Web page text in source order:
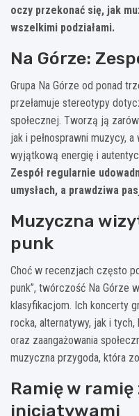
oczy przekonać się, jak
wszelkimi podziałami.
Na Górze:
Grupa Na Górze od ponad
przełamuje stereotypy
społecznej. Tworzą ją
jak i pełnosprawni muzycy,
wyjątkową energię i
Zespół regularnie
umysłach, a prawdziwa
Muzyczna
punk
Choć w recenzjach często
punk”, twórczość Na Górze
klasyfikacjom. Ich koncerty
rocka, alternatywy, jak i
oraz zaangażowania
muzyczna przygoda, która
Ramię w
inicjatywami